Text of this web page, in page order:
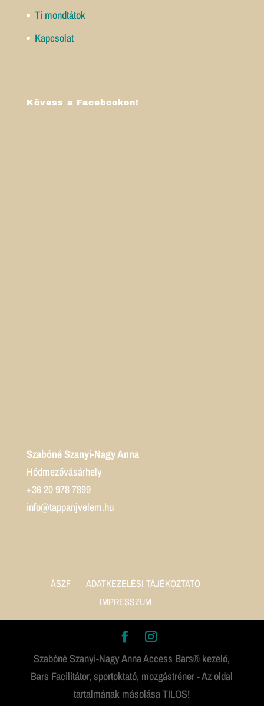
Ti mondtátok
Kapcsolat
Kövess a Facebookon!
Szabóné Szanyi-Nagy Anna
Hódmezővásárhely
+36 20 978 7899
info@tappanjvelem.hu
ÁSZF
ADATKEZELÉSI TÁJÉKOZTATÓ
IMPRESSZUM
Szabóné Szanyi-Nagy Anna Access Bars® kezelő,
Bars Facilitátor, sportoktató, mozgástréner - Az oldal
tartalmának másolása TILOS!